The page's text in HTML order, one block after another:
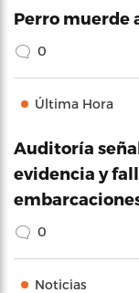
Perro muerde
0
Última Hora
Auditoría
evidencia y
0
Noticias